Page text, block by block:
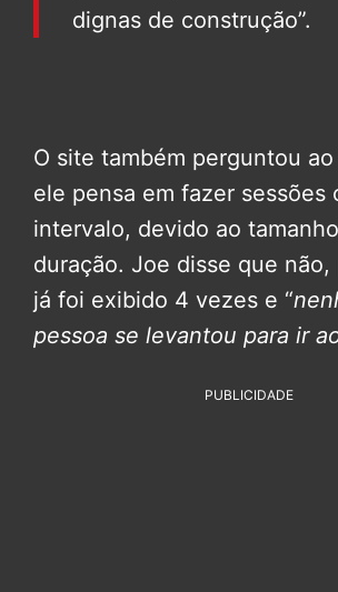
dignas de construção”.
O site também perguntou
ele pensa em fazer sessões
intervalo, devido ao
duração. Joe disse que
já foi exibido 4 vezes e “
pessoa se levantou para ir
PUBLICIDADE